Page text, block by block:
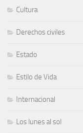
Cultura
Derechos civiles
Estado
Estilo de Vida
Internacional
Los lunes al sol